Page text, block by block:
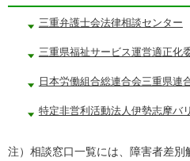
三重弁護士会法律相談センター
三重県福祉サービス運営適正化
日本労働組合総連合会三重県連
特定非営利活動法人伊勢志摩バ
注）相談窓口一覧には、障害者差